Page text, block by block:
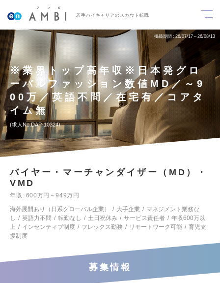
若手ハイキャリアのスカウト転職
掲載期間 26/07/17～26/08/13
※業界トップ高年収※日本発グロ
ーバルファッション数値MD／～9
00万／英語不問／在宅有／コアタ
イム無
求人No.DAP-10324
バイヤー・マーチャンダイザー（MD）・
VMD
年収
600万円～949万円
海外展開あり（日系グローバル企業）
大手企業
マネジメント業務な
し
英語力不問 転勤なし 土日祝休み サービス責任者
年収600万以
上
インセンティブ制度 フレックス勤務 リモートワーク可能
育児支
援制度
募集情報